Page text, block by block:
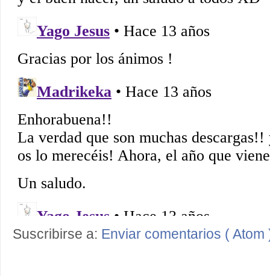
Suscribirse a: Enviar comentarios ( Atom